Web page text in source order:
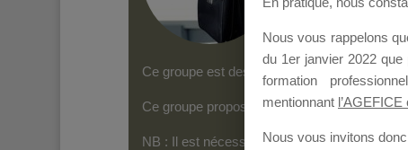
Ce groupe est destiné aux Organismes de
Ce groupe propose un forum dédié au
NB : Il est nécessaire d’êtreinscrit(e)pour
Nous vous rappelons
du 1er janvier 2022 que
formation
mentionnant
Nous vous invitons